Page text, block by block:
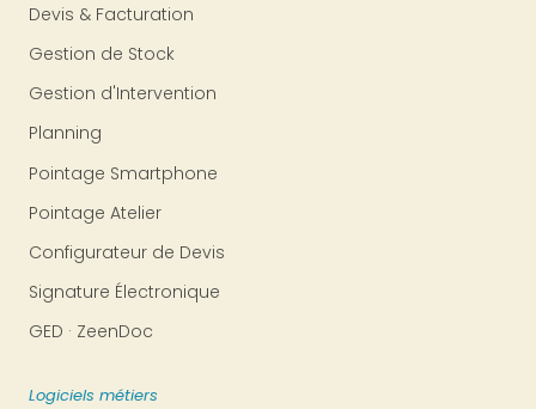
Devis & Facturation
Gestion de Stock
Gestion d'Intervention
Planning
Pointage Smartphone
Pointage Atelier
Configurateur de Devis
Signature Électronique
GED · ZeenDoc
Logiciels métiers